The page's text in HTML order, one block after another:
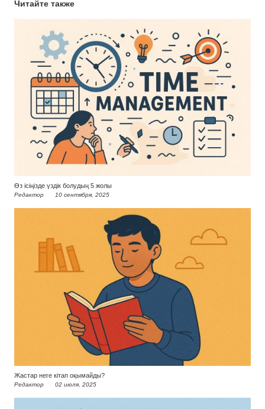
Читайте также
Өз ісіңізде үздік болудың 5 жолы
Редактор 10 сентября, 2025
Жастар неге кітап оқымайды?
Редактор 02 июля, 2025